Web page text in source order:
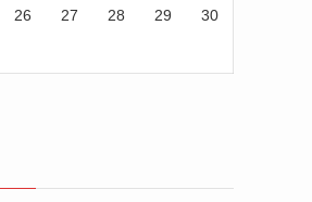
26 27 28 29 30